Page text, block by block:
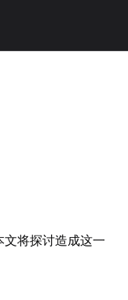
将探讨造成这一